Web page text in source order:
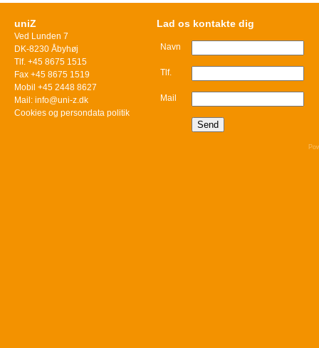
uniZ
Ved Lunden 7
DK-8230 Åbyhøj
Tlf. +45 8675 1515
Fax +45 8675 1519
Mobil +45 2448 8627
Mail: info@uni-z.dk
Cookies og persondata politik
Lad os kontakte dig
Navn
Tlf.
Mail